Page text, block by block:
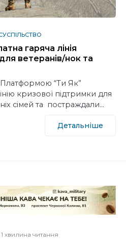
гаряча лінія
ветеранів/нок та
Платформою “Ти Як”
кризової підтримки для
сімей та постраждали…
Детальніше
1 хвилина читання